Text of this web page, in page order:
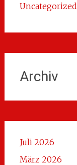
Uncategorized
Archiv
Juli 2026
März 2026